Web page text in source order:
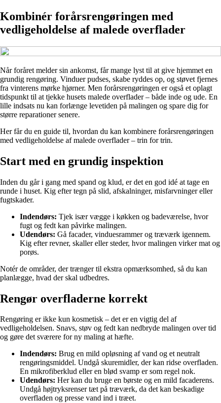
Kombinér forårsrengøringen med
vedligeholdelse af malede overflader
Når foråret melder sin ankomst, får mange lyst til at give hjemmet en
grundig rengøring. Vinduer pudses, skabe ryddes op, og støvet fjernes
fra vinterens mørke hjørner. Men forårsrengøringen er også et oplagt
tidspunkt til at tjekke husets malede overflader – både inde og ude. En
lille indsats nu kan forlænge levetiden på malingen og spare dig for
større reparationer senere.
Her får du en guide til, hvordan du kan kombinere forårsrengøringen
med vedligeholdelse af malede overflader – trin for trin.
Start med en grundig inspektion
Inden du går i gang med spand og klud, er det en god idé at tage en
runde i huset. Kig efter tegn på slid, afskalninger, misfarvninger eller
fugtskader.
Indendørs: Tjek især vægge i køkken og badeværelse, hvor
fugt og fedt kan påvirke malingen.
Udendørs: Gå facader, vinduesrammer og træværk igennem.
Kig efter revner, skaller eller steder, hvor malingen virker mat og
porøs.
Notér de områder, der trænger til ekstra opmærksomhed, så du kan
planlægge, hvad der skal udbedres.
Rengør overfladerne korrekt
Rengøring er ikke kun kosmetisk – det er en vigtig del af
vedligeholdelsen. Snavs, støv og fedt kan nedbryde malingen over tid
og gøre det sværere for ny maling at hæfte.
Indendørs: Brug en mild opløsning af vand og et neutralt
rengøringsmiddel. Undgå skuremidler, der kan ridse overfladen.
En mikrofiberklud eller en blød svamp er som regel nok.
Udendørs: Her kan du bruge en børste og en mild facaderens.
Undgå højtryksrenser tæt på træværk, da det kan beskadige
overfladen og presse vand ind i træet.